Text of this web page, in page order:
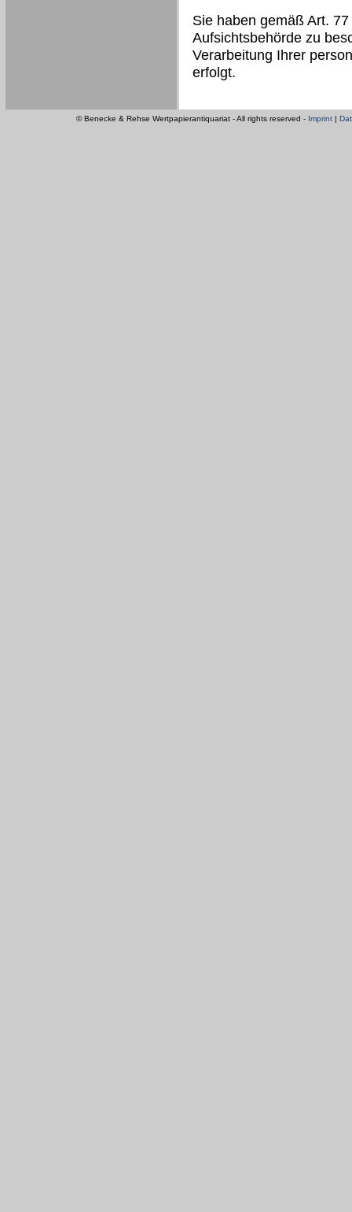
Sie haben gemäß Art.
Aufsichtsbehörde zu
Verarbeitung Ihrer
erfolgt.
© Benecke & Rehse Wertpapierantiquariat - All rights reserved - Imprint |